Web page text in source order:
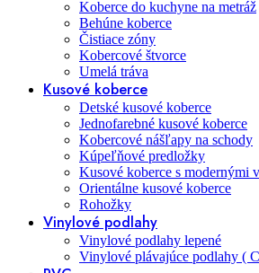
Koberce do kuchyne na metráž
Behúne koberce
Čistiace zóny
Kobercové štvorce
Umelá tráva
Kusové koberce
Detské kusové koberce
Jednofarebné kusové koberce
Kobercové nášľapy na schody
Kúpeľňové predložky
Kusové koberce s modernými
Orientálne kusové koberce
Rohožky
Vinylové podlahy
Vinylové podlahy lepené
Vinylové plávajúce podlahy (